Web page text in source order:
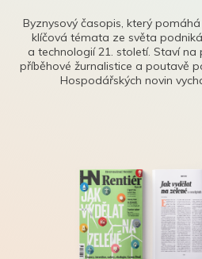
Byznysový časopis, který
klíčová témata ze světa
a technologií 21. století. Staví na
příběhové žurnalistice a poutavě
Hospodářských novin